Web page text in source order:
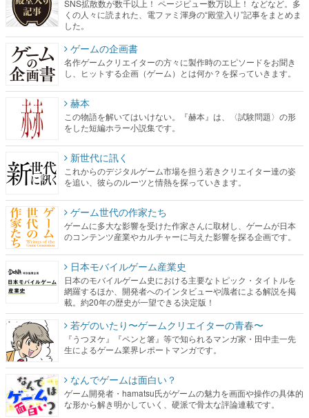
SNS拡散数が数千以上！ ページビュー数万以上！ などなど。多
くの人々に読まれた、電ファミ渾身の“殿堂入り”記事をまとめま
した。
ゲームの企画書
名作ゲームクリエイターの方々に製作時のエピソードをお聞き
し、ヒットする企画（ゲーム）とは何か？を探っていきます。
赫本
この物語を解いてはいけない。『赫本』は、〈試験問題〉の形
をした短編ホラー小説集です。
新世代に訊く
これからのデジタルゲーム市場を担う若きクリエイター達の姿
を追い、彼らのルーツと情熱を探っていきます。
ゲーム世代の作家たち
ゲームに多大な影響を受けた作家さんに取材し、ゲームが日本
のコンテンツ産業やカルチャーに与えた影響を探る企画です。
日本モバイルゲーム産業史
日本のモバイルゲーム史における主要なトピック・タイトルを
網羅するほか、開発者へのインタビューや識者による解説を掲
載。約20年の歴史が一望できる決定版！
若ゲのいたり〜ゲームクリエイターの青春〜
『うつヌケ』『ペンと箸』等で知られるマンガ家・田中圭一先
生によるゲーム業界レポートマンガです。
なんでゲームは面白い？
ゲーム開発者・hamatsu氏がゲームの魅力を画面や操作の具体的
な形から解き明かしていく、硬派で骨太な評論連載です。